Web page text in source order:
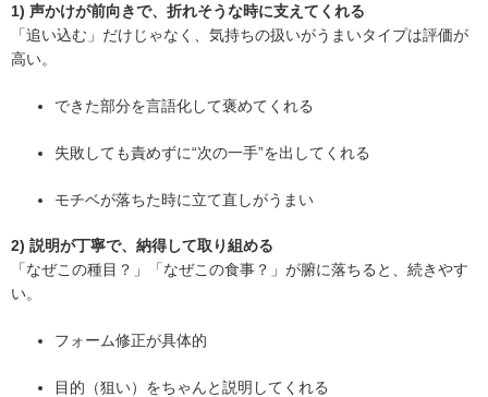
1) 声かけが前向きで、折れそうな時に支えてくれる
「追い込む」だけじゃなく、気持ちの扱いがうまいタイプは評価が
高い。
できた部分を言語化して褒めてくれる
失敗しても責めずに“次の一手”を出してくれる
モチベが落ちた時に立て直しがうまい
2) 説明が丁寧で、納得して取り組める
「なぜこの種目？」「なぜこの食事？」が腑に落ちると、続きやす
い。
フォーム修正が具体的
目的（狙い）をちゃんと説明してくれる